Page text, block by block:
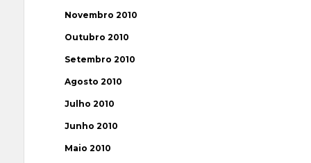
Novembro 2010
Outubro 2010
Setembro 2010
Agosto 2010
Julho 2010
Junho 2010
Maio 2010